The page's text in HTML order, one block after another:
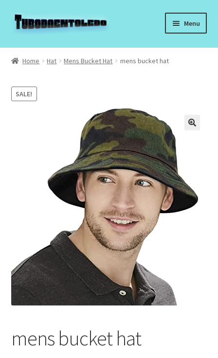
Skip
to
Skip
to
Menu
Home
Boonie Hat
Chrome Hearts Hat
Home Hat Mens Bucket Hat mens bucket hat
SALE!
mens bucket hat